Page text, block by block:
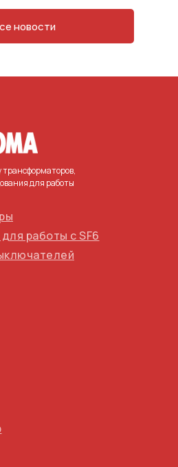
новости
трансформаторов,
для работы
работы с SF6